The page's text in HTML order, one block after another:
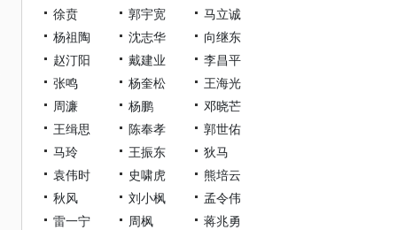
徐贲
郭宇宽
马立诚
杨祖陶
沈志华
向继东
赵汀阳
戴建业
李昌平
张鸣
杨奎松
王海光
周濂
杨鹏
邓晓芒
王缉思
陈奉孝
郭世佑
马玲
王振东
狄马
袁伟时
史啸虎
熊培云
秋风
刘小枫
孟令伟
雷一宁
周枫
蒋兆勇